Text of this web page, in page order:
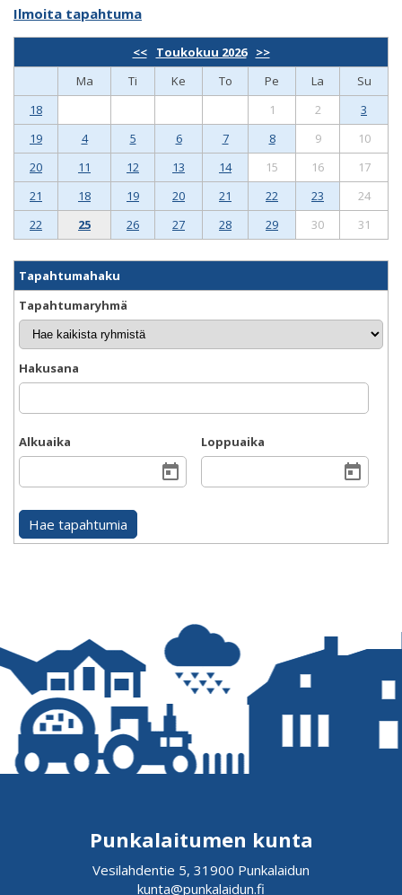
Ilmoita tapahtuma
<< Toukokuu 2026
>>
Ma
Ti Ke To Pe La
Su
18
1 2
3
19
4 5 6 7 8 9
10
20
11 12 13 14 15 16
17
21
18 19 20 21 22 23
24
22
25 26 27 28 29 30 31
Tapahtumahaku
Tapahtumaryhmä
Hakusana
Alkuaika Loppuaika
Punkalaitumen kunta
Vesilahdentie 5, 31900 Punkalaidun
kunta@punkalaidun.fi